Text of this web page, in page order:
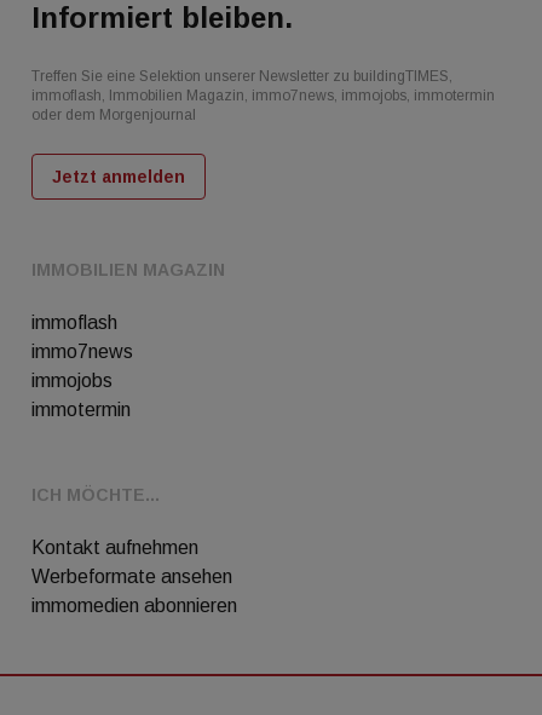
IMMOBILIEN MAGAZIN
immoflash
immo7news
immojobs
immotermin
ICH MÖCHTE...
Kontakt aufnehmen
Werbeformate ansehen
immomedien abonnieren
Informiert bleiben.
Treffen Sie eine Selektion unserer Newsletter zu buildingTIMES,
immoflash, Immobilien Magazin, immo7news, immojobs, immotermin
oder dem Morgenjournal
Jetzt anmelden